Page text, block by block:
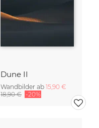
Dune II
Wandbilder ab 15,90 €
18,90 € -20%